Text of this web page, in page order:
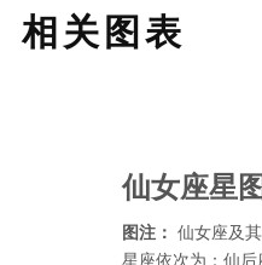
相关图表
仙女座星
图注： 仙女座及
星座依次为：仙